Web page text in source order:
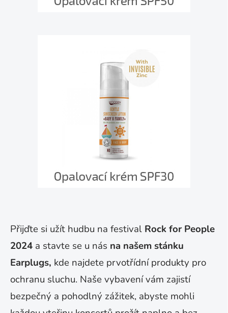
Přijďte si užít hudbu na festival Rock for People
2024 a stavte se u nás na našem stánku
Earplugs, kde najdete prvotřídní produkty pro
ochranu sluchu. Naše vybavení vám zajistí
bezpečný a pohodlný zážitek, abyste mohli